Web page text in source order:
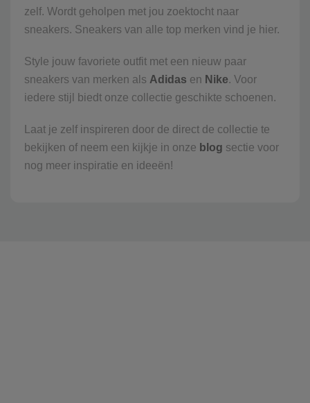
zelf. Wordt geholpen met jou zoektocht naar
sneakers. Sneakers van alle top merken vind je hier.
Style jouw favoriete outfit met een nieuw paar
sneakers van merken als Adidas en Nike. Voor
iedere stijl biedt onze collectie geschikte schoenen.
Laat je zelf inspireren door de direct de collectie te
bekijken of neem een kijkje in onze blog sectie voor
nog meer inspiratie en ideeën!